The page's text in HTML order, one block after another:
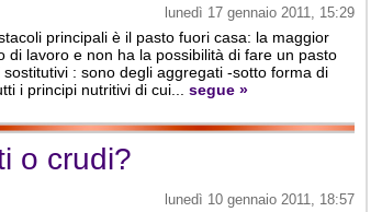
lunedì 17 gennaio 2011, 15:29
principali è il pasto fuori casa: la maggior
lavoro e non ha la possibilità di fare un pasto
: sono degli aggregati -sotto forma di
i principi nutritivi di cui... segue »
o crudi?
lunedì 10 gennaio 2011, 18:57